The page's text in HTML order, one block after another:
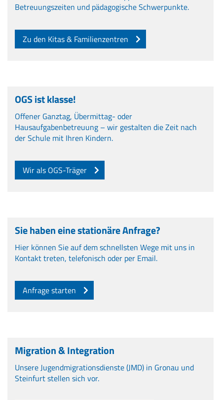
Betreuungszeiten und pädagogische Schwerpunkte.
Zu den Kitas & Familienzentren
OGS ist klasse!
Offener Ganztag, Übermittag- oder
Hausaufgabenbetreuung – wir gestalten die Zeit nach
der Schule mit Ihren Kindern.
Wir als OGS-Träger
Sie haben eine stationäre Anfrage?
Hier können Sie auf dem schnellsten Wege mit uns in
Kontakt treten, telefonisch oder per Email.
Anfrage starten
Migration & Integration
Unsere Jugendmigrationsdienste (JMD) in Gronau und
Steinfurt stellen sich vor.